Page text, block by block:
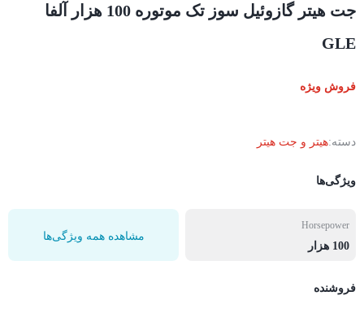
جت هیتر گازوئیل سوز تک موتوره 100 هزار آلفا
GLE
فروش ویژه
دسته:هیتر و جت هیتر
ویژگی‌ها
Horsepower
100 هزار
مشاهده همه ویژگی‌ها
فروشنده